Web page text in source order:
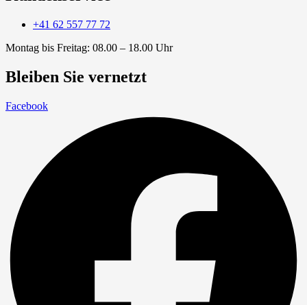
+41 62 557 77 72
Montag bis Freitag: 08.00 – 18.00 Uhr
Bleiben Sie vernetzt
Facebook